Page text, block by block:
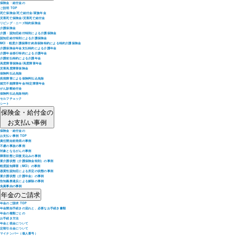
保険金・給付金の
ご説明 TOP
死亡保険金/死亡給付金/家族年金
災害死亡保険金/災害死亡給付金
リビング・ニーズ特約保険金
介護保険金
介護・認知症給付特則による介護保険金
認知症給付特則による介護保険金
MCI・軽度介護保障付終身保険特約による特約介護保険金
介護保険金年金支払特約による介護年金
介護年金移行特約による介護年金
介護前払特約による介護年金
高度障害保険金/高度障害年金
災害高度障害保険金
保険料払込免除
疾病障害による保険料払込免除
就労不能障害年金/特定障害年金
がん診断給付金
保険料払込免除特約
セルフチェック
シート
保険金・給付金の
お支払い事例
保険金・給付金の
お支払い事例 TOP
責任開始前発病の事例
不慮の事故の事例
対象となるがんの事例
障害状態と回復見込みの事例
要介護状態（介護保険金特則）の事例
軽度認知障害（MCI）の事例
器質性認知症による所定の状態の事例
要介護状態（介護年金）の事例
告知義務違反による解除の事例
免責事由の事例
年金のご請求
年金のご請求 TOP
年金開始手続きの流れと、必要なお手続き書類
年金の種類ごとの
お手続き方法
年金と税金について
定期引出金について
マイナンバー（個人番号）